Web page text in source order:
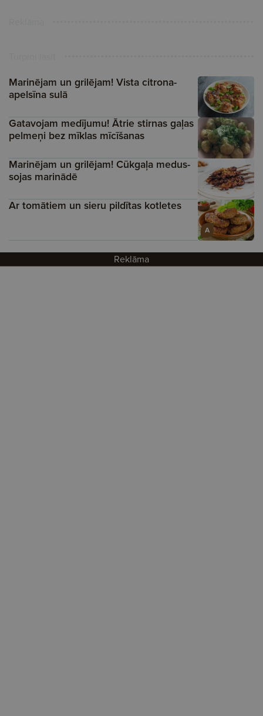
Marinējam un grilējam! Vista citrona-
apelsīna sulā
Gatavojam medījumu! Ātrie stirnas gaļas
pelmeņi bez mīklas mīcīšanas
Marinējam un grilējam! Cūkgaļa medus-
sojas marinādē
A
Ar tomātiem un sieru pildītas kotletes
Reklāma